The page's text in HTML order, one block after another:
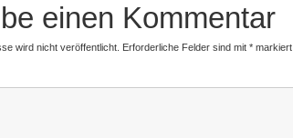
einen Kommentar
wird nicht veröffentlicht. Erforderliche Felder sind mit * markiert